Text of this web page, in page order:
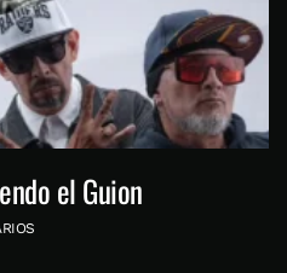
el Guion